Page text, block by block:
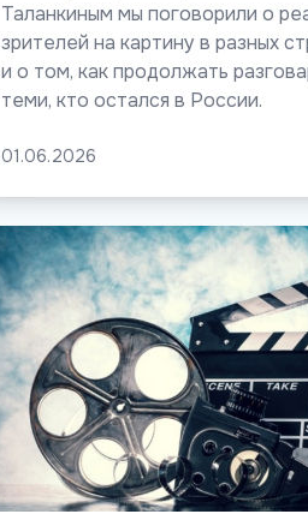
Таланкиным мы поговорили о
зрителей на картину в разных
и о том, как продолжать
теми, кто остался в России.
01.06.2026